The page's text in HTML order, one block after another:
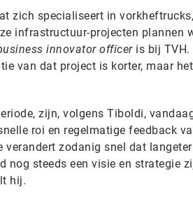
zich specialiseert in
infrastructuur-projecten plannen
innovator officeris bij TVH.
van dat project is korter, maar het
zijn, volgens Tiboldi,
roi en regelmatige feedback
verandert zodanig snel dat
nog steeds een visie en strategie
hij.